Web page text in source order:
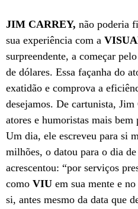
JIM CARREY, não poderia
sua experiência com a
surpreendente, a começar
de dólares. Essa façanha do
exatidão e comprova a
desejamos. De cartunista,
atores e humoristas mais
Um dia, ele escreveu para si
milhões, o datou para o dia
acrescentou: “por serviços
como VIU em sua mente e
si, antes mesmo da data que